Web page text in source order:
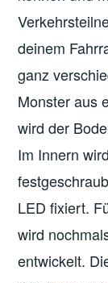
deinem
ganz
Monster aus
wird der
Im Innern
LED fixiert.
wird
entwickelt.